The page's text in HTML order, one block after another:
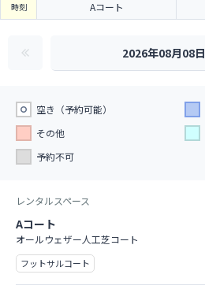
時刻
Aコート
2026年08月08日
空き（予約可能）
その他
予約不可
レンタルスペース
Aコート
オールウェザー人工芝コート
フットサルコート